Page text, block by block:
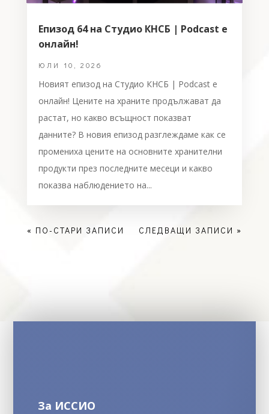
Епизод 64 на Студио КНСБ | Podcast е
онлайн!
ЮЛИ 10, 2026
Новият епизод на Студио КНСБ | Podcast е
онлайн! Цените на храните продължават да
растат, но какво всъщност показват
данните? В новия епизод разглеждаме как се
промениха цените на основните хранителни
продукти през последните месеци и какво
показва наблюдението на...
« ПО-СТАРИ ЗАПИСИ СЛЕДВАЩИ ЗАПИСИ »
За ИССИО